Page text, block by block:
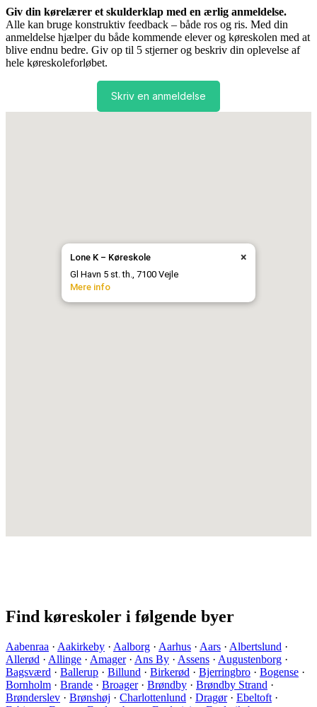
Giv din kørelærer et skulderklap med en ærlig anmeldelse.
Alle kan bruge konstruktiv feedback – både ros og ris. Med din
anmeldelse hjælper du både kommende elever og køreskolen med at
blive endnu bedre. Giv op til 5 stjerner og beskriv din oplevelse af
hele køreskoleforløbet.
Skriv en anmeldelse
×
Lone K – Køreskole
Gl Havn 5 st. th., 7100 Vejle
Mere info
Find køreskoler i følgende byer
Aabenraa · Aakirkeby · Aalborg · Aarhus · Aars · Albertslund ·
Allerød · Allinge · Amager· Ans By · Assens · Augustenborg ·
Bagsværd · Ballerup · Billund · Birkerød · Bjerringbro · Bogense ·
Bornholm · Brande · Broager· Brøndby · Brøndby Strand ·
Brønderslev · Brønshøj · Charlottenlund · Dragør· Ebeltoft ·